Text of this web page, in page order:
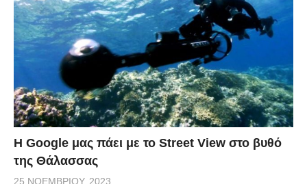
H Google μας πάει με το Street View στο βυθό
της Θάλασσας
25 ΝΟΕΜΒΡΊΟΥ, 2023